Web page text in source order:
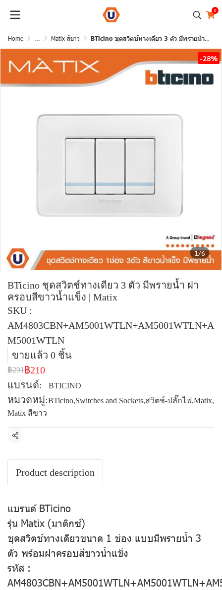
0
Home ... Matix สีขาว BTicino ชุดสวิตช์ทางเดียว 3 ตัว มีพรายน้ำ ฝาครอบสีขาวน้ำแข็ง | Matix
1/6
-28%
BTicino ชุดสวิตช์ทางเดียว 3 ตัว มีพรายน้ำ ฝา
ครอบสีขาวน้ำแข็ง | Matix
SKU :
AM4803CBN+AM5001WTLN+AM5001WTLN+A
M5001WTLN
ขายแล้ว 0 ชิ้น
฿291฿210
แบรนด์:
BTICINO
หมวดหมู่:BTicino,Switches and Sockets,สวิตช์-ปลั๊กไฟ,Matix,
Matix สีขาว
แชร์
Product description
แบรนด์ BTicino
รุ่น Matix (มาติกซ์)
ชุดสวิตช์ทางเดียวขนาด 1 ช่อง แบบมีพรายน้ำ 3
ตัว พร้อมฝาครอบสีขาวน้ำแข็ง
รหัส :